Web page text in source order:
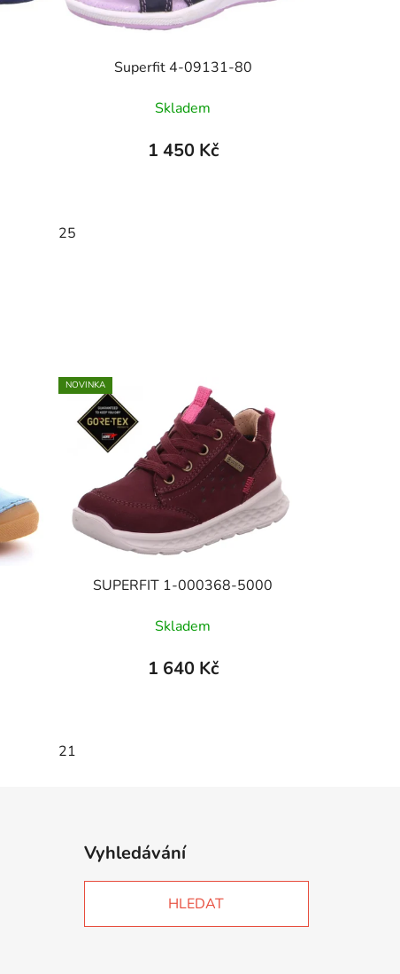
Superfit 4-09131-80
Skladem
1 450 Kč
25
NOVINKA
SUPERFIT 1-000368-5000
Skladem
1 640 Kč
21
Vyhledávání
HLEDAT